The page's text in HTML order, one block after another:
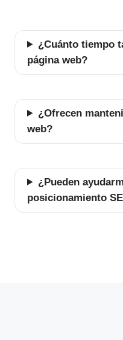
¿Cuánto tiempo
página web?
¿Ofrecen
web?
¿Pueden
posicionamiento